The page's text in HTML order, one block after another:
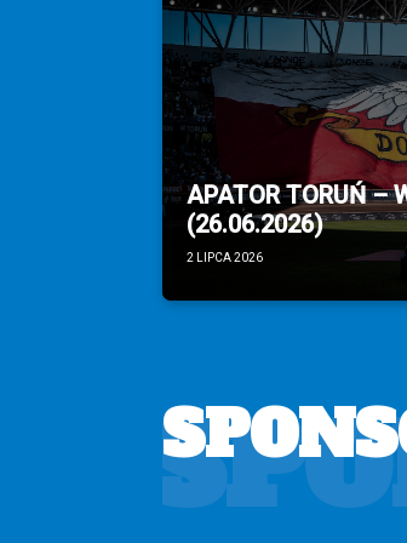
APATOR TORUŃ –
(26.06.2026)
2 LIPCA 2026